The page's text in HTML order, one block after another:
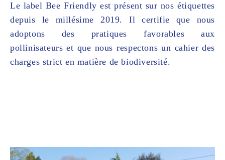
Le label Bee Friendly est présent sur nos étiquettes
depuis le millésime 2019. Il certifie que nous
adoptons des pratiques favorables aux
pollinisateurs et que nous respectons un cahier des
charges strict en matière de biodiversité.